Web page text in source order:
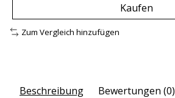
Kaufen
Zum Vergleich hinzufügen
Beschreibung Bewertungen (0)